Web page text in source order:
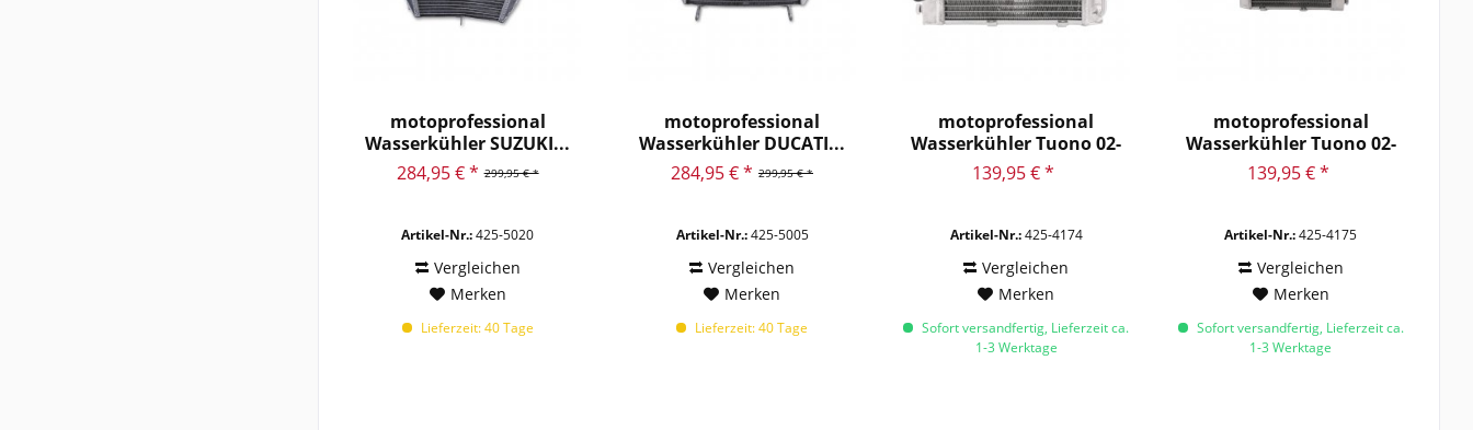
motoprofessional
Wasserkühler SUZUKI...
299,95 € *
284,95 € *
Artikel-Nr.:425-5020
Vergleichen
Merken
Lieferzeit: 40 Tage
motoprofessional
Wasserkühler DUCATI...
299,95 € *
284,95 € *
Artikel-Nr.:425-5005
Vergleichen
Merken
Lieferzeit: 40 Tage
motoprofessional
Wasserkühler Tuono 02-
05,...
139,95 € *
Artikel-Nr.:425-4174
Vergleichen
Merken
Sofort versandfertig, Lieferzeit ca.
1-3 Werktage
motoprofessional
Wasserkühler Tuono 02-
05,...
139,95 € *
Artikel-Nr.:425-4175
Vergleichen
Merken
Sofort versandfertig, Lieferzeit ca.
1-3 Werktage